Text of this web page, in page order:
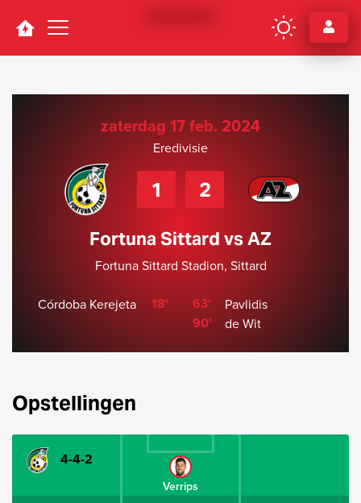
Navigation
zaterdag 17 feb. 2024
Eredivisie
1 2
Fortuna Sittard vs AZ
Fortuna Sittard Stadion, Sittard
Córdoba Kerejeta 18' 63' Pavlidis
90' de Wit
Opstellingen
4-4-2
Verrips